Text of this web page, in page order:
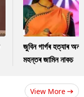
জুবিন গাৰ্গৰ হত্যাৰ
মহন্তৰ জামিন নাকচ
View More